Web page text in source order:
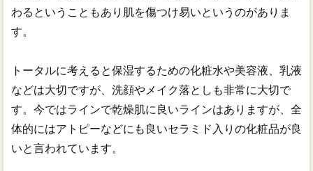
わるということもあり肌を傷つけ易いというのがありま
す。
トータルに考えると保湿するための化粧水や美容液、乳液
などは大切ですが、洗顔やメイク落としも非常に大切で
す。今ではラインで乾燥肌に良いラインはありますが、全
体的にはアトピーなどにも良いセラミド入りの化粧品が良
いと言われています。